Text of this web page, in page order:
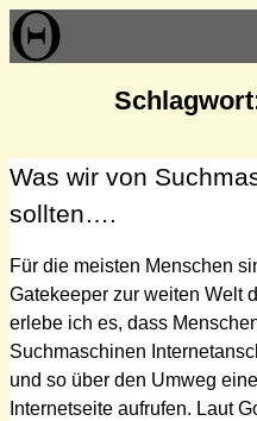
Zum
Inhalt
Was wir von
sollten….
Für die meisten Menschen
Gatekeeper zur weiten Welt
erlebe ich es, dass
Suchmaschinen
und so über den Umweg
Internetseite aufrufen. Laut